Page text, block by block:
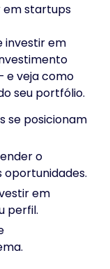
em startups
investir em
e veja como
seu portfólio.
se posicionam
o
em
perfil.